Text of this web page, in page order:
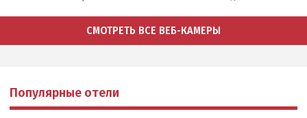
СМОТРЕТЬ ВСЕ ВЕБ-КАМЕРЫ
Популярные отели